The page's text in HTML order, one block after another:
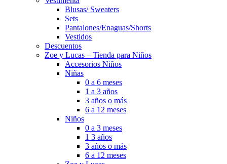
Blusas/ Sweaters
Sets
Pantalones/Enaguas/Shorts
Vestidos
Descuentos
Zoe y Lucas – Tienda para Niños
Accesorios Niños
Niñas
0 a 6 meses
1 a 3 años
3 años o más
6 a 12 meses
Niños
0 a 3 meses
1 3 años
3 años o más
6 a 12 meses